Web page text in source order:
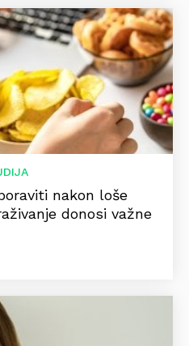
nakon loše
donosi važne